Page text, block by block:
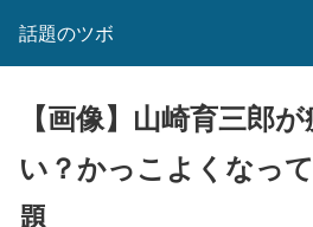
話題のツボ
【画像】山崎育三郎
い？かっこよくなっ
題